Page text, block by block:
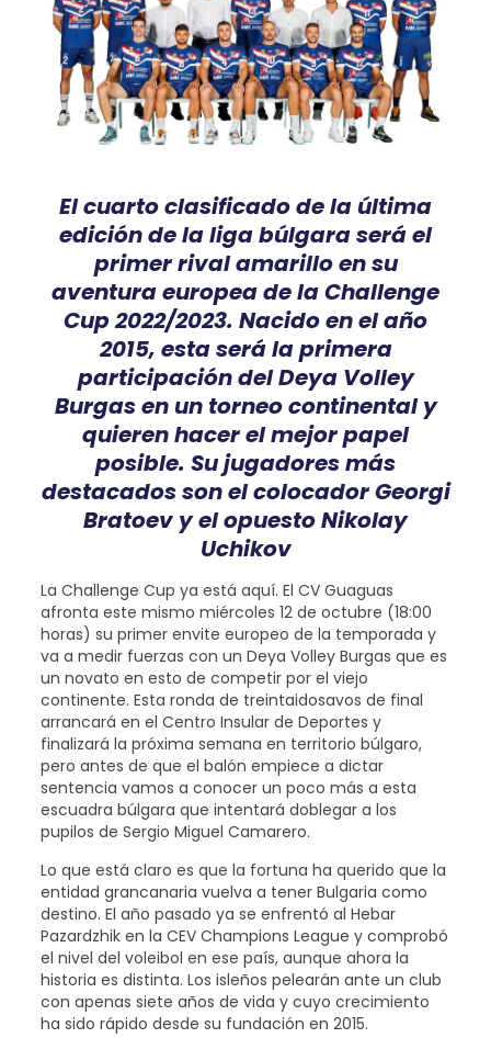
El cuarto clasificado de la última
edición de la liga búlgara será el
primer rival amarillo en su
aventura europea de la Challenge
Cup 2022/2023. Nacido en el año
2015, esta será la primera
participación del Deya Volley
Burgas en un torneo continental y
quieren hacer el mejor papel
posible. Su jugadores más
destacados son el colocador Georgi
Bratoev y el opuesto Nikolay
Uchikov
La Challenge Cup ya está aquí. El CV Guaguas
afronta este mismo miércoles 12 de octubre (18:00
horas) su primer envite europeo de la temporada y
va a medir fuerzas con un Deya Volley Burgas que es
un novato en esto de competir por el viejo
continente. Esta ronda de treintaidosavos de final
arrancará en el Centro Insular de Deportes y
finalizará la próxima semana en territorio búlgaro,
pero antes de que el balón empiece a dictar
sentencia vamos a conocer un poco más a esta
escuadra búlgara que intentará doblegar a los
pupilos de Sergio Miguel Camarero.
Lo que está claro es que la fortuna ha querido que la
entidad grancanaria vuelva a tener Bulgaria como
destino. El año pasado ya se enfrentó al Hebar
Pazardzhik en la CEV Champions League y comprobó
el nivel del voleibol en ese país, aunque ahora la
historia es distinta. Los isleños pelearán ante un club
con apenas siete años de vida y cuyo crecimiento
ha sido rápido desde su fundación en 2015.